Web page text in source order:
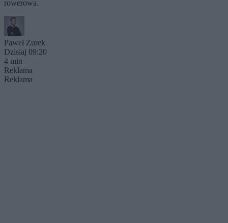
rowerowa.
Paweł Żurek
Dzisiaj 09:20
4 min
Reklama
Reklama